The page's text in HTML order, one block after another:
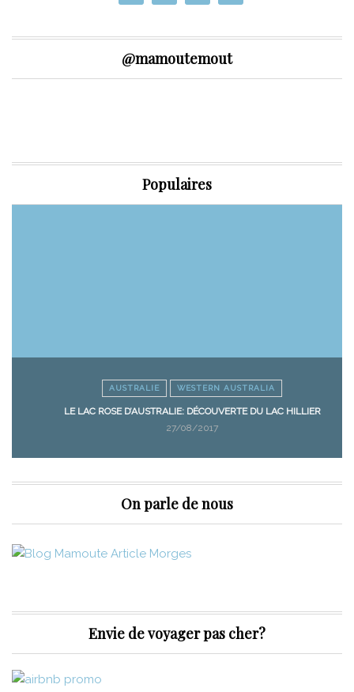
@mamoutemout
Populaires
AUSTRALIE WESTERN AUSTRALIA
LE LAC ROSE D’AUSTRALIE: DÉCOUVERTE DU LAC HILLIER
27/08/2017
On parle de nous
Envie de voyager pas cher?